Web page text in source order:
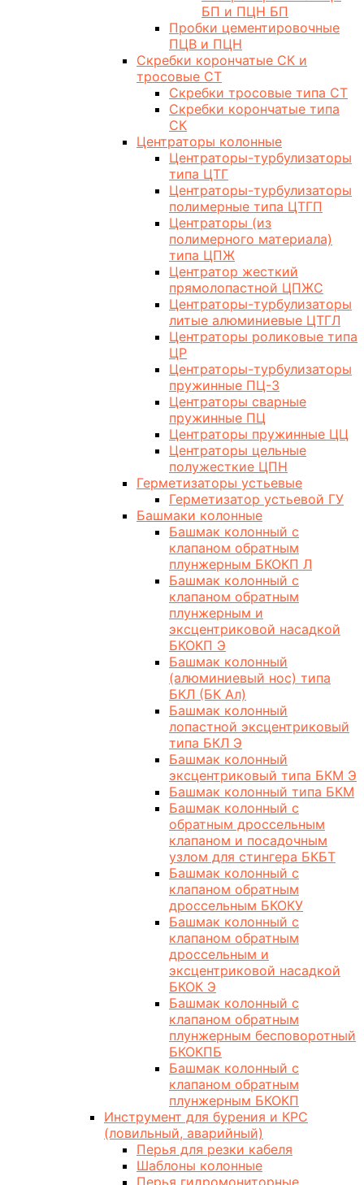
БП и ПЦН БП
Пробки цементировочные
ПЦВ и ПЦН
Скребки корончатые СК и
тросовые СТ
Скребки тросовые типа СТ
Скребки корончатые типа
СК
Центраторы колонные
Центраторы-турбулизаторы
типа ЦТГ
Центраторы-турбулизаторы
полимерные типа ЦТГП
Центраторы (из
полимерного материала)
типа ЦПЖ
Центратор жесткий
прямолопастной ЦПЖС
Центраторы-турбулизаторы
литые алюминиевые ЦТГЛ
Центраторы роликовые типа
ЦР
Центраторы-турбулизаторы
пружинные ПЦ-3
Центраторы сварные
пружинные ПЦ
Центраторы пружинные ЦЦ
Центраторы цельные
полужесткие ЦПН
Герметизаторы устьевые
Герметизатор устьевой ГУ
Башмаки колонные
Башмак колонный с
клапаном обратным
плунжерным БКОКП Л
Башмак колонный с
клапаном обратным
плунжерным и
эксцентриковой насадкой
БКОКП Э
Башмак колонный
(алюминиевый нос) типа
БКЛ (БК Ал)
Башмак колонный
лопастной эксцентриковый
типа БКЛ Э
Башмак колонный
эксцентриковый типа БКМ Э
Башмак колонный типа БКМ
Башмак колонный с
обратным дроссельным
клапаном и посадочным
узлом для стингера БКБТ
Башмак колонный с
клапаном обратным
дроссельным БКОКУ
Башмак колонный с
клапаном обратным
дроссельным и
эксцентриковой насадкой
БКОК Э
Башмак колонный с
клапаном обратным
плунжерным бесповоротный
БКОКПБ
Башмак колонный с
клапаном обратным
плунжерным БКОКП
Инструмент для бурения и КРС
(ловильный, аварийный)
Перья для резки кабеля
Шаблоны колонные
Перья гидромониторные